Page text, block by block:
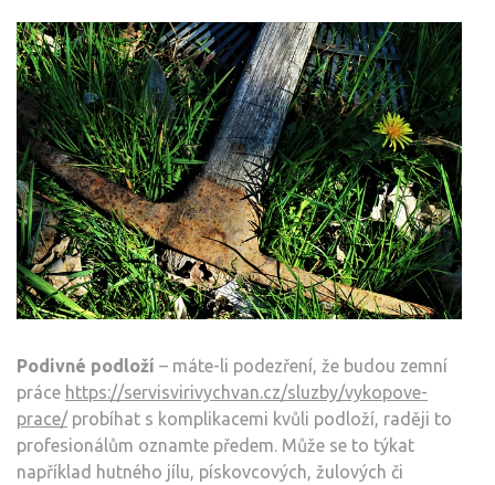
Podivné podloží – máte-li podezření, že budou zemní
práce https://servisvirivychvan.cz/sluzby/vykopove-
prace/ probíhat s komplikacemi kvůli podloží, raději to
profesionálům oznamte předem. Může se to týkat
například hutného jílu, pískovcových, žulových či